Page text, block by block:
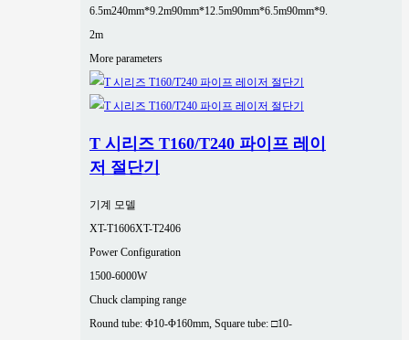
6.5m240mm*9.2m90mm*12.5m90mm*6.5m90mm*9.
2m
More parameters
T 시리즈 T160/T240 파이프 레이
저 절단기
기계 모델
XT-T1606XT-T2406
Power Configuration
1500-6000W
Chuck clamping range
Round tube: Φ10-Φ160mm, Square tube: □10-